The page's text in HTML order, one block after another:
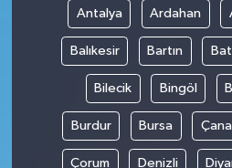
Antalya Ardahan
Balıkesir Bartın
Bilecik Bingöl
Burdur Bursa
Çorum Denizli